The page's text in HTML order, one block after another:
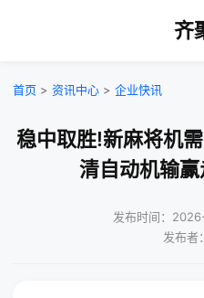
齐
首页 > 资讯中心 > 企业快讯
稳中取胜!新麻将机
清自动机输
发布时间：
发布者